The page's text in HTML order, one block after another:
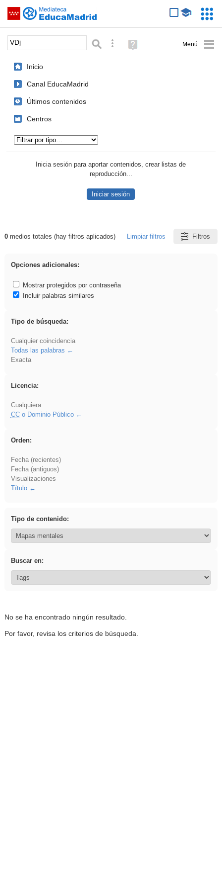
Saltar navegación
Palabra o frase: Búsqueda avanzada
Ayuda
(en
Inicio
Canal EducaMadrid
Últimos contenidos
Centros
Inicia sesión para aportar contenidos, crear listas de
reproducción...
Iniciar sesión
Resultados de: VDj
0medios totales (hay filtros aplicados) Limpiar filtros Filtros
Opciones adicionales:
Mostrar protegidos por contraseña
Incluir palabras similares
Tipo de búsqueda:
Cualquier coincidencia
Todas las palabras
Exacta
Licencia:
Cualquiera
CCo Dominio Público
Orden:
Fecha (recientes)
Fecha (antiguos)
Visualizaciones
Título
Tipo de contenido:
Buscar en:
No se ha encontrado ningún resultado.
Por favor, revisa los criterios de búsqueda.